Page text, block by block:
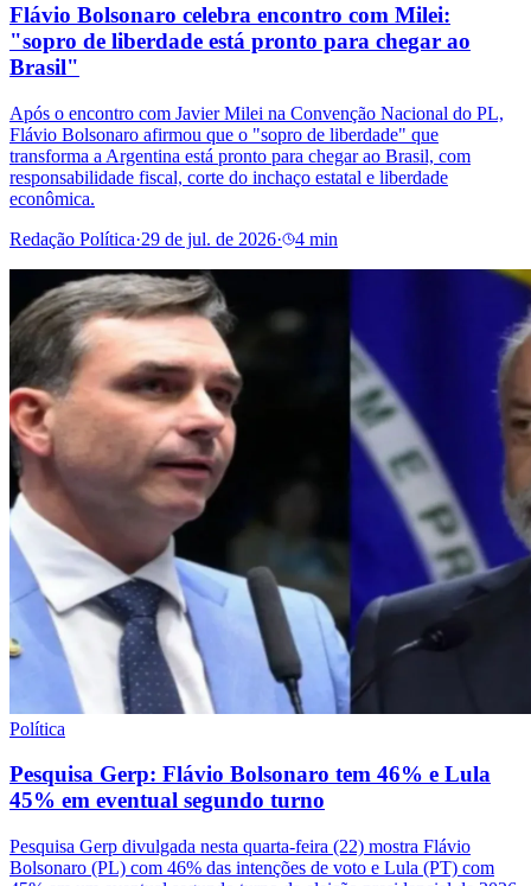
Flávio Bolsonaro celebra encontro com Milei:
"sopro de liberdade está pronto para chegar ao
Brasil"
Após o encontro com Javier Milei na Convenção Nacional do PL,
Flávio Bolsonaro afirmou que o "sopro de liberdade" que
transforma a Argentina está pronto para chegar ao Brasil, com
responsabilidade fiscal, corte do inchaço estatal e liberdade
econômica.
Redação Política·29 de jul. de 2026· 4 min
Política
Pesquisa Gerp: Flávio Bolsonaro tem 46% e Lula
45% em eventual segundo turno
Pesquisa Gerp divulgada nesta quarta-feira (22) mostra Flávio
Bolsonaro (PL) com 46% das intenções de voto e Lula (PT) com